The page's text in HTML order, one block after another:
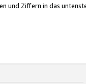
und Ziffern in das